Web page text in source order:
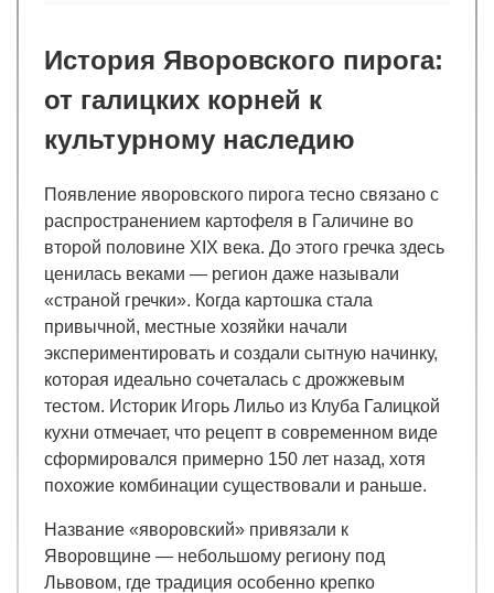
История Яворовского пирога:
от галицких корней к
культурному наследию
Появление яворовского пирога тесно связано с
распространением картофеля в Галичине во
второй половине XIX века. До этого гречка здесь
ценилась веками — регион даже называли
«страной гречки». Когда картошка стала
привычной, местные хозяйки начали
экспериментировать и создали сытную начинку,
которая идеально сочеталась с дрожжевым
тестом. Историк Игорь Лильо из Клуба Галицкой
кухни отмечает, что рецепт в современном виде
сформировался примерно 150 лет назад, хотя
похожие комбинации существовали и раньше.
Название «яворовский» привязали к
Яворовщине — небольшому региону под
Львовом, где традиция особенно крепко